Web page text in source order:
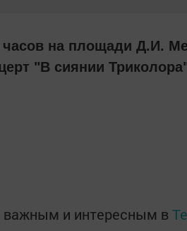
часов на площади Д.И.
"В сиянии
и интересным в